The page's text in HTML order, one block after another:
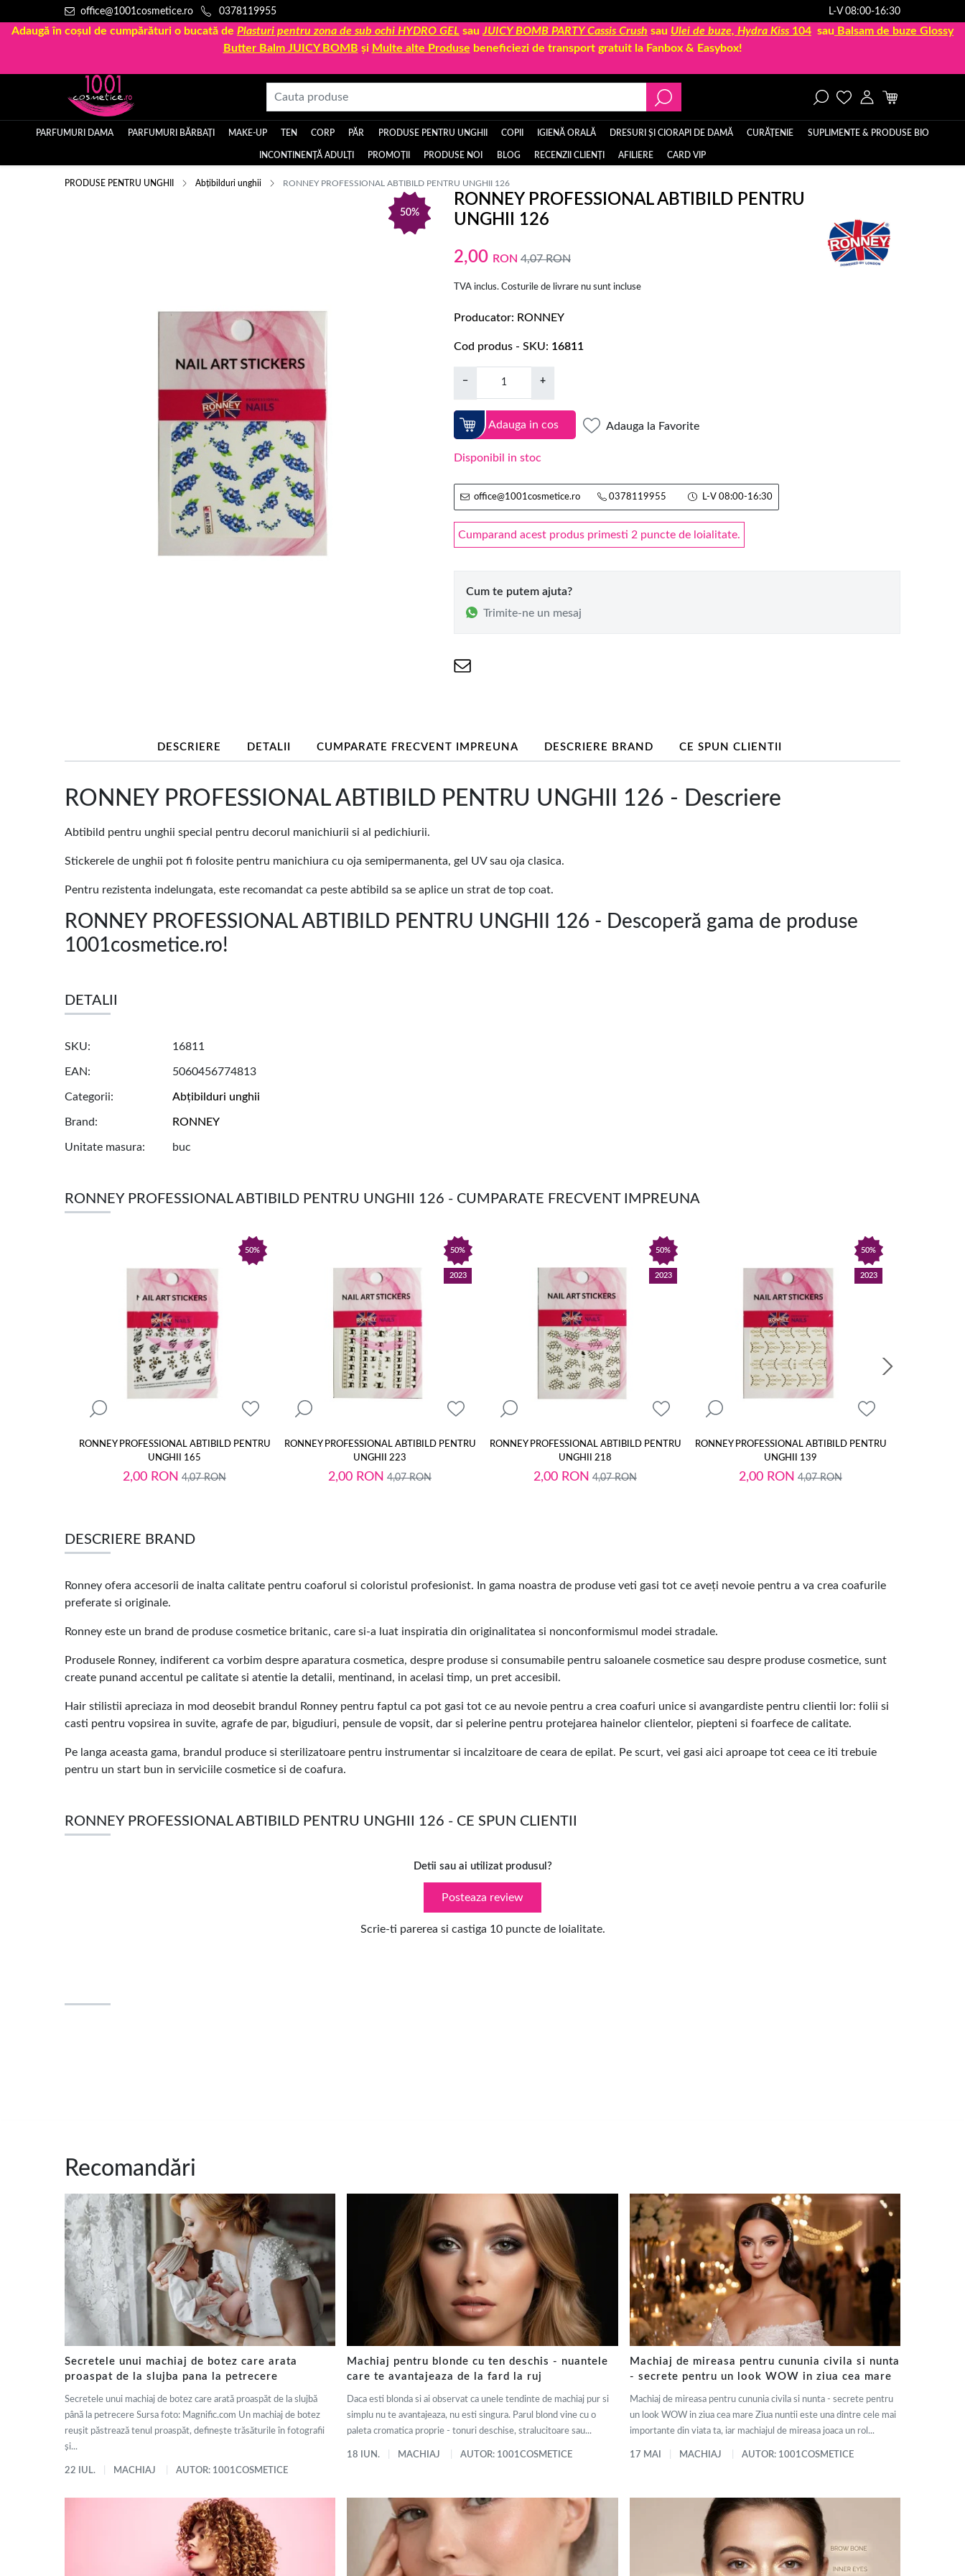
office@1001cosmetice.ro 0378119955 L-V 08:00-16:30
Adaugă în coșul de cumpărături o bucată de Plasturi pentru zona de sub ochi HYDRO GEL sau JUICY BOMB PARTY Cassis Crush sau Ulei de buze, Hydra Kiss 104 sau Balsam de buze Glossy
Butter Balm JUICY BOMB și Multe alte Produse beneficiezi de transport gratuit la Fanbox & Easybox!
PARFUMURI DAMA PARFUMURI BĂRBAȚI MAKE-UP TEN CORP PĂR PRODUSE PENTRU UNGHII COPII IGIENĂ ORALĂ DRESURI ȘI CIORAPI DE DAMĂ CURĂȚENIE SUPLIMENTE & PRODUSE BIO
INCONTINENȚĂ ADULȚI PROMOȚII PRODUSE NOI BLOG RECENZII CLIENȚI AFILIERE CARD VIP
PRODUSE PENTRU UNGHII Abțibilduri unghii RONNEY PROFESSIONAL ABTIBILD PENTRU UNGHII 126
50%
RONNEY PROFESSIONAL ABTIBILD PENTRU
UNGHII 126
2,00 RON 4,07RON
TVA inclus. Costurile de livrare nu sunt incluse
Producator RONNEY
Cod produs - SKU 16811
− +
Adauga in cos Adauga la Favorite
Disponibil in stoc
office@1001cosmetice.ro 0378119955 L-V 08:00-16:30
Cumparand acest produs primesti 2 puncte de loialitate.
Cum te putem ajuta?
Trimite-ne un mesaj
DESCRIERE DETALII CUMPARATE FRECVENT IMPREUNA DESCRIERE BRAND CE SPUN CLIENTII
RONNEY PROFESSIONAL ABTIBILD PENTRU UNGHII 126 - Descriere
Abtibild pentru unghii special pentru decorul manichiurii si al pedichiurii.
Stickerele de unghii pot fi folosite pentru manichiura cu oja semipermanenta, gel UV sau oja clasica.
Pentru rezistenta indelungata, este recomandat ca peste abtibild sa se aplice un strat de top coat.
RONNEY PROFESSIONAL ABTIBILD PENTRU UNGHII 126 - Descoperă gama de produse
1001cosmetice.ro!
DETALII
SKU 16811
EAN 5060456774813
Categorii Abțibilduri unghii
Brand RONNEY
Unitate masura buc
RONNEY PROFESSIONAL ABTIBILD PENTRU UNGHII 126 - CUMPARATE FRECVENT IMPREUNA
50%
RONNEY PROFESSIONAL ABTIBILD PENTRU
UNGHII 165
2,00 RON 4,07RON
50%
2023
RONNEY PROFESSIONAL ABTIBILD PENTRU
UNGHII 223
2,00 RON 4,07RON
50%
2023
RONNEY PROFESSIONAL ABTIBILD PENTRU
UNGHII 218
2,00 RON 4,07RON
50%
2023
RONNEY PROFESSIONAL ABTIBILD PENTRU
UNGHII 139
2,00 RON 4,07RON
DESCRIERE BRAND
Ronney ofera accesorii de inalta calitate pentru coaforul si coloristul profesionist. In gama noastra de produse veti gasi tot ce aveți nevoie pentru a va crea coafurile
preferate si originale.
Ronney este un brand de produse cosmetice britanic, care si-a luat inspiratia din originalitatea si nonconformismul modei stradale.
Produsele Ronney, indiferent ca vorbim despre aparatura cosmetica, despre produse si consumabile pentru saloanele cosmetice sau despre produse cosmetice, sunt
create punand accentul pe calitate si atentie la detalii, mentinand, in acelasi timp, un pret accesibil.
Hair stilistii apreciaza in mod deosebit brandul Ronney pentru faptul ca pot gasi tot ce au nevoie pentru a crea coafuri unice si avangardiste pentru clientii lor: folii si
casti pentru vopsirea in suvite, agrafe de par, bigudiuri, pensule de vopsit, dar si pelerine pentru protejarea hainelor clientelor, piepteni si foarfece de calitate.
Pe langa aceasta gama, brandul produce si sterilizatoare pentru instrumentar si incalzitoare de ceara de epilat. Pe scurt, vei gasi aici aproape tot ceea ce iti trebuie
pentru un start bun in serviciile cosmetice si de coafura.
RONNEY PROFESSIONAL ABTIBILD PENTRU UNGHII 126 - CE SPUN CLIENTII
Detii sau ai utilizat produsul?
Posteaza review
Scrie-ti parerea si castiga 10 puncte de loialitate.
Recomandări
Secretele unui machiaj de botez care arata
proaspat de la slujba pana la petrecere
Secretele unui machiaj de botez care arată proaspăt de la slujbă
până la petrecere Sursa foto: Magnific.com Un machiaj de botez
reușit păstrează tenul proaspăt, definește trăsăturile în fotografii
și...
22 IUL. MACHIAJ AUTOR: 1001COSMETICE
Machiaj pentru blonde cu ten deschis - nuantele
care te avantajeaza de la fard la ruj
Daca esti blonda si ai observat ca unele tendinte de machiaj pur si
simplu nu te avantajeaza, nu esti singura. Parul blond vine cu o
paleta cromatica proprie - tonuri deschise, stralucitoare sau...
18 IUN. MACHIAJ AUTOR: 1001COSMETICE
Machiaj de mireasa pentru cununia civila si nunta
- secrete pentru un look WOW in ziua cea mare
Machiaj de mireasa pentru cununia civila si nunta - secrete pentru
un look WOW in ziua cea mare Ziua nuntii este una dintre cele mai
importante din viata ta, iar machiajul de mireasa joaca un rol...
17 MAI MACHIAJ AUTOR: 1001COSMETICE